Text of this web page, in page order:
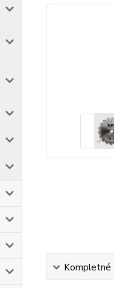
Kompletné